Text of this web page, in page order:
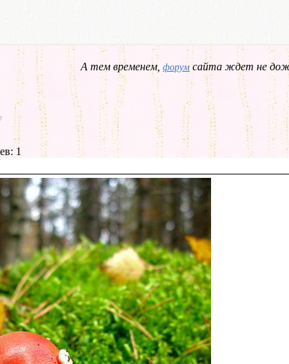
А тем временем, форум сайта ждет не
1